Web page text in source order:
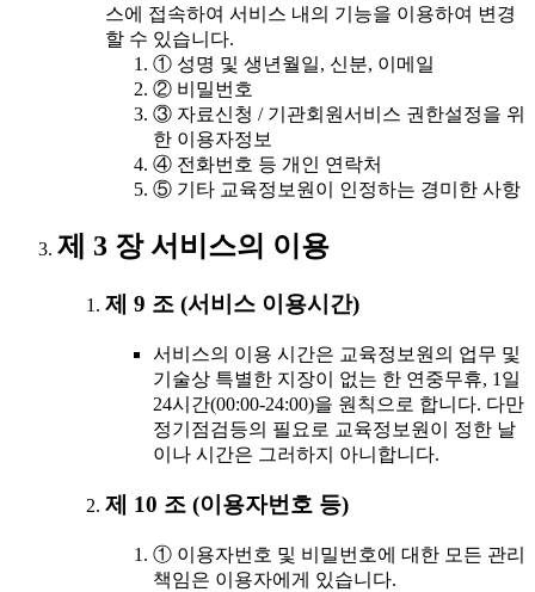
스에 접속하여 서비스 내의 기능을 이용하여 변경
할 수 있습니다.
① 성명 및 생년월일, 신분, 이메일
② 비밀번호
③ 자료신청 / 기관회원서비스 권한설정을 위
한 이용자정보
④ 전화번호 등 개인 연락처
⑤ 기타 교육정보원이 인정하는 경미한 사항
제 3 장 서비스의 이용
제 9 조 (서비스 이용시간)
서비스의 이용 시간은 교육정보원의 업무 및
기술상 특별한 지장이 없는 한 연중무휴, 1일
24시간(00:00-24:00)을 원칙으로 합니다. 다만
정기점검등의 필요로 교육정보원이 정한 날
이나 시간은 그러하지 아니합니다.
제 10 조 (이용자번호 등)
① 이용자번호 및 비밀번호에 대한 모든 관리
책임은 이용자에게 있습니다.